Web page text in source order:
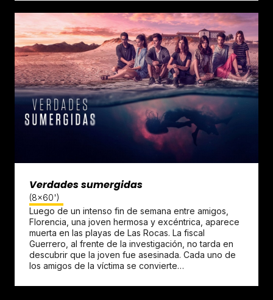
Verdades sumergidas
(8x60')
Luego de un intenso fin de semana entre amigos,
Florencia, una joven hermosa y excéntrica, aparece
muerta en las playas de Las Rocas. La fiscal
Guerrero, al frente de la investigación, no tarda en
descubrir que la joven fue asesinada. Cada uno de
los amigos de la víctima se convierte…